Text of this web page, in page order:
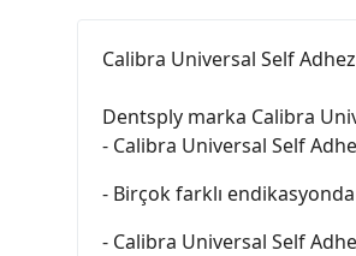
Calibra Universal Self
Dentsply marka Calibra
- Calibra Universal Self
- Birçok farklı
- Calibra Universal Self